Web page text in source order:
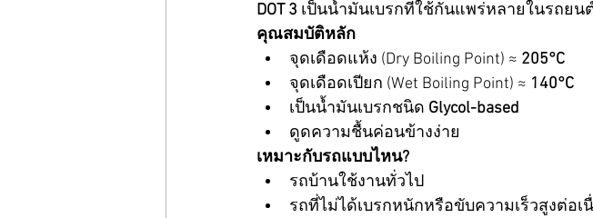
DOT 3 เป็นน้ำมันเบรกที่ใช้กันแพร่หลายในรถยน
คุณสมบัติหลัก
จุดเดือดแห้ง (Dry Boiling Point) ≈ 205°C
จุดเดือดเปียก (Wet Boiling Point) ≈ 140°C
เป็นน้ำมันเบรกชนิด Glycol-based
ดูดความชื้นค่อนข้างง่าย
เหมาะกับรถแบบไหน?
รถบ้านใช้งานทั่วไป
รถที่ไม่ได้เบรกหนักหรือขับความเร็วสูงต่อเ